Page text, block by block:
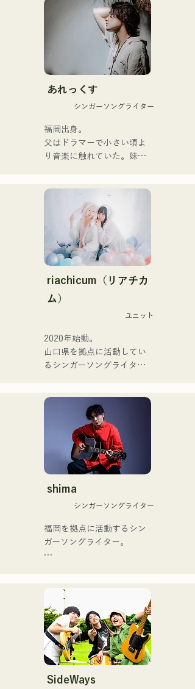
những thông điệp giản dị
nhưng mạnh mẽ trong một
thế giới quan nhẹ nhàng và
giọng hát ấm áp nhưng đầy
nội lực, nhẹ nhàng chạm đến
trái tim người nghe.
đơn đầu tiên, "Zatsuni
Tamede," vào ngày 23
tháng 1 năm 2025.
bao gồm acoustic, track và
band mixing.
Họ được hỗ trợ trong các
bản thu âm và biểu diễn
trực tiếp bởi CHOYO
(Keyboard/Guitar) của
Zigzaguzu, Taisei (Trống)
trước đây của meow, Yuya
Suehiro (Guitar) của the
của xanadoo.
[ĐĨA ĐƠN MỚI]
World is Love," sẽ được
phát hành vào ngày 25
tháng 6 năm 2025.
あれっくす
シンガーソングライター
福岡出身。
父はドラマーで小さい頃よ
り音楽に触れていた。妹
家族で音楽を楽しむミュー
ジックファミリー。
10代後半にアメリカへ4年
半留学。
現在はLOVE FMの"music
×serendipity"でラジオDJを
務める。
デルやタレントとしても活
躍中。世界的有名なオーデ
ゴットタレント」で日本人
の芸人史上初のゴールデン
ブザーを獲得し、その後ス
もゴールデンブザーを獲得
した、ノボせもんなべの応
援歌「ゴールデンブザー」
や、アメリカ留学時代の心
友とコライトした本格的カ
ントリーソング「Life Goes
それらの楽曲を揃えた自身
初のフルアルバム「ONE
2025.12.31にリリースし、
iTunesカントリーアルバム
て」、FBS「福岡く
ん。」、「発見らくちゃ
く！」やFUKUOKA
STREET PARTY、
Hannibal Halloween Music
Festival ,sunset live2019、
鷹祭Summer Boostイベン
riachicum（リアチカ
ム）
ユニット
2020年始動。
山口県を拠点に活動してい
るシンガーソングライター
ユニット
コロナ禍に入り、音楽で山
口県を盛り上げたいという
思いからユニットを始動。
当初は動画配信サイトでの
活動のみだったが、2020年
12月より、山口県の地元イ
地元音楽イベントやライブ
ハウスを中心にパフォーマ
ンスをしている。
shima
シンガーソングライター
福岡を拠点に活動するシン
ガーソングライター。
ードの繊細さを併せ持つ楽
曲を届けている。
コンセプトは、「等身大の
ままで。僕とあなたのため
の音楽を。」気持ちが落ち
SideWays